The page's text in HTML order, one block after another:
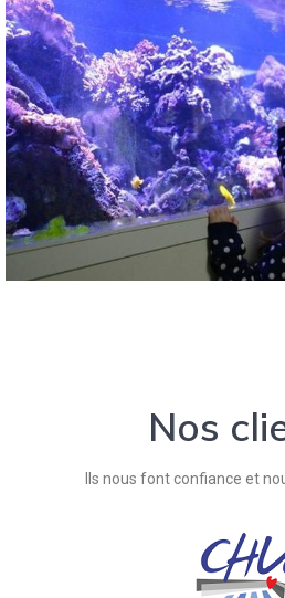
Nos
Ils nous font confiance et